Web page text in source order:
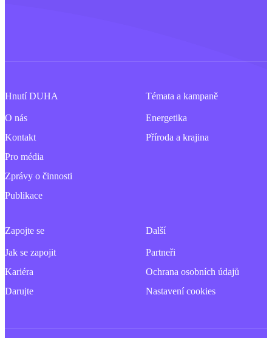
Hnutí DUHA
O nás
Kontakt
Pro média
Zprávy o činnosti
Publikace
Témata a kampaně
Energetika
Příroda a krajina
Zapojte se
Jak se zapojit
Kariéra
Darujte
Další
Partneři
Ochrana osobních údajů
Nastavení cookies